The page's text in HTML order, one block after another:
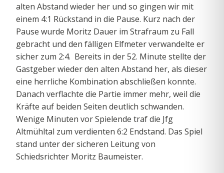
alten Abstand wieder her und so gingen wir mit
einem 4:1 Rückstand in die Pause. Kurz nach der
Pause wurde Moritz Dauer im Strafraum zu Fall
gebracht und den fälligen Elfmeter verwandelte er
sicher zum 2:4. Bereits in der 52. Minute stellte der
Gastgeber wieder den alten Abstand her, als dieser
eine herrliche Kombination abschließen konnte.
Danach verflachte die Partie immer mehr, weil die
Kräfte auf beiden Seiten deutlich schwanden.
Wenige Minuten vor Spielende traf die Jfg
Altmühltal zum verdienten 6:2 Endstand. Das Spiel
stand unter der sicheren Leitung von
Schiedsrichter Moritz Baumeister.